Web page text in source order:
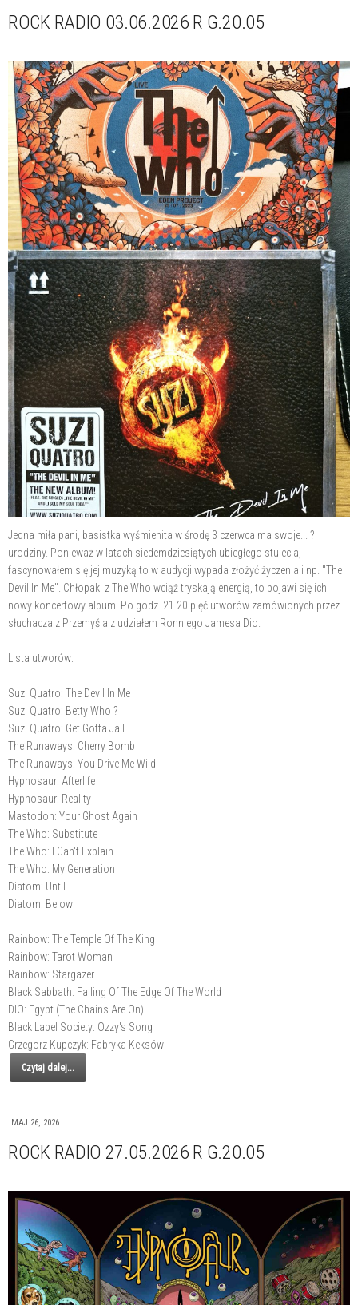
ROCK RADIO 03.06.2026 R G.20.05
Jedna miła pani, basistka wyśmienita w środę 3 czerwca ma swoje... ?
urodziny. Ponieważ w latach siedemdziesiątych ubiegłego stulecia,
fascynowałem się jej muzyką to w audycji wypada złożyć życzenia i np. "The
Devil In Me". Chłopaki z The Who wciąż tryskają energią, to pojawi się ich
nowy koncertowy album. Po godz. 21.20 pięć utworów zamówionych przez
słuchacza z Przemyśla z udziałem Ronniego Jamesa Dio.
Lista utworów:
Suzi Quatro: The Devil In Me
Suzi Quatro: Betty Who ?
Suzi Quatro: Get Gotta Jail
The Runaways: Cherry Bomb
The Runaways: You Drive Me Wild
Hypnosaur: Afterlife
Hypnosaur: Reality
Mastodon: Your Ghost Again
The Who: Substitute
The Who: I Can't Explain
The Who: My Generation
Diatom: Until
Diatom: Below
Rainbow: The Temple Of The King
Rainbow: Tarot Woman
Rainbow: Stargazer
Black Sabbath: Falling Of The Edge Of The World
DIO: Egypt (The Chains Are On)
Black Label Society: Ozzy's Song
Grzegorz Kupczyk: Fabryka Keksów
Czytaj dalej...
MAJ 26, 2026
ROCK RADIO 27.05.2026 R G.20.05